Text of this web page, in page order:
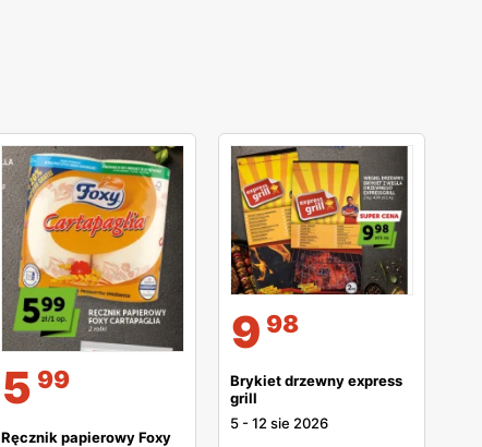
5 99
Ręcznik papierowy Foxy
9 98
Brykiet drzewny express
grill
5 -12 sie 2026